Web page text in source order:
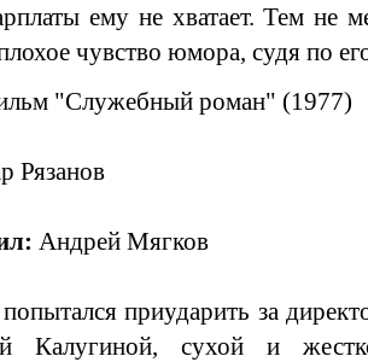
ему не хватает. Тем не
чувство юмора, судя по
"Служебный роман" (1977)
Рязанов
Андрей Мягков
приударить за
Калугиной, сухой и